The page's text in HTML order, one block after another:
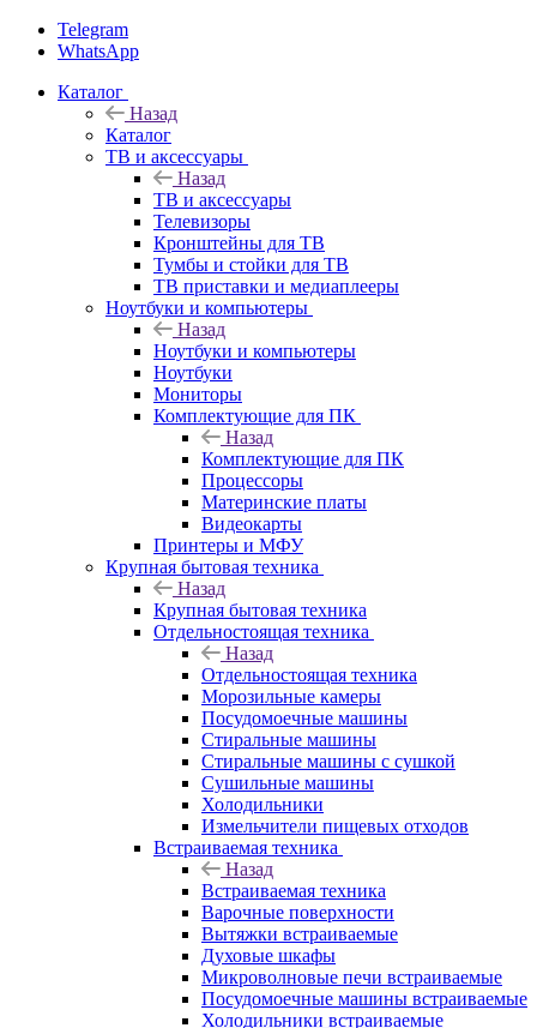
Telegram
WhatsApp
Каталог
Назад
Каталог
ТВ и аксессуары
Назад
ТВ и аксессуары
Телевизоры
Кронштейны для ТВ
Тумбы и стойки для ТВ
ТВ приставки и медиаплееры
Ноутбуки и компьютеры
Назад
Ноутбуки и компьютеры
Ноутбуки
Мониторы
Комплектующие для ПК
Назад
Комплектующие для ПК
Процессоры
Материнские платы
Видеокарты
Принтеры и МФУ
Крупная бытовая техника
Назад
Крупная бытовая техника
Отдельностоящая техника
Назад
Отдельностоящая техника
Морозильные камеры
Посудомоечные машины
Стиральные машины
Стиральные машины с сушкой
Сушильные машины
Холодильники
Измельчители пищевых отходов
Встраиваемая техника
Назад
Встраиваемая техника
Варочные поверхности
Вытяжки встраиваемые
Духовые шкафы
Микроволновые печи встраиваемые
Посудомоечные машины встраиваемые
Холодильники встраиваемые